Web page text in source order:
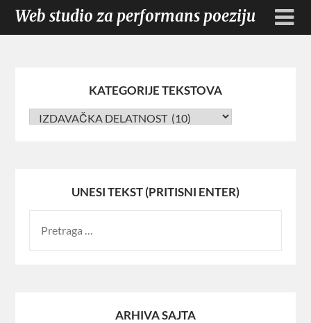
Web studio za performans poeziju
KATEGORIJE TEKSTOVA
UNESI TEKST (PRITISNI ENTER)
ARHIVA SAJTA